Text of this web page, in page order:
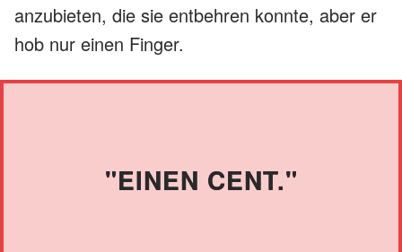
anzubieten, die sie entbehren konnte, aber er
hob nur einen Finger.
"EINEN CENT."